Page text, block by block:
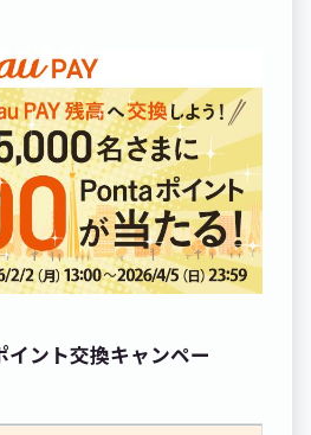
イント交換キャンペー